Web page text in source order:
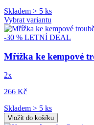
Skladem > 5 ks
Vybrat variantu
-30 % LETNÍ DEAL
Mřížka ke kempové
2x
266 Kč
Skladem > 5 ks
Vložit do košíku